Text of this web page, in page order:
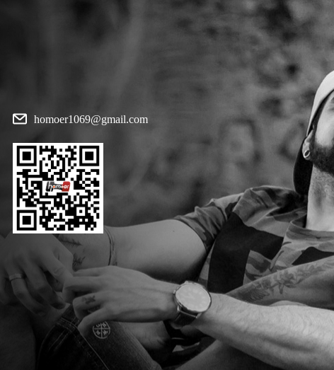
homoer1069@gmail.com